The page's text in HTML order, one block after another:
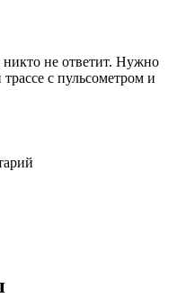
никто не ответит. Нужно
с пульсометром и